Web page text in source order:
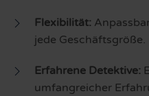
Flexibilität:
jede Geschäftsgröße.
Erfahrene Detektive:
umfangreicher